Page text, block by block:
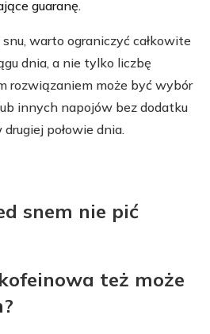
guaranę.
warto ograniczyć całkowite
dnia, a nie tylko liczbę
rozwiązaniem może być wybór
innych napojów bez dodatku
połowie dnia.
snem nie pić
też może